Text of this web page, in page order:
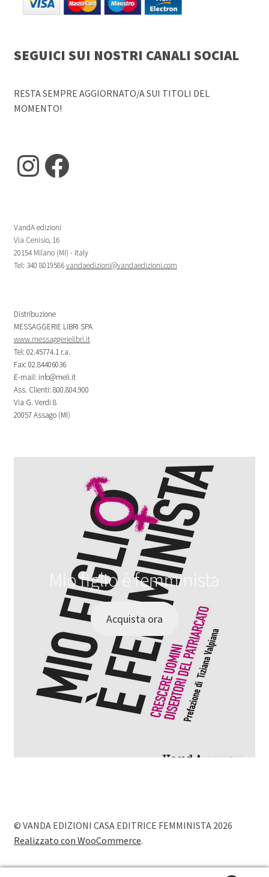
SEGUICI SUI NOSTRI CANALI SOCIAL
RESTA SEMPRE AGGIORNATO/A SUI TITOLI DEL
MOMENTO!
Instagram
Facebook
VandA edizioni
Via Cenisio, 16
20154 Milano (MI) - Italy
Tel: 340 8019586vandaedizioni@vandaedizioni.com
Distribuzione
MESSAGGERIE LIBRI SPA
www.messaggerielibri.it
Tel: 02.45774.1 r.a.
Fax: 02.84406036
E-mail: info@meli.it
Ass. Clienti: 800.804.900
Via G. Verdi 8
20057 Assago (MI)
Mio figlio è femminista
Acquista ora
© VANDA EDIZIONI CASA EDITRICE FEMMINISTA 2026
Realizzato con WooCommerce.